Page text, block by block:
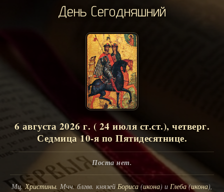
День Сегодняшний
6 августа 2026 г. ( 24 июля ст.ст.), четверг.
Седмица 10-я по Пятидесятнице.
Поста нет.
Мц.Христины. Мчч. блгвв. князей Бориса(икона) и Глеба(икона),